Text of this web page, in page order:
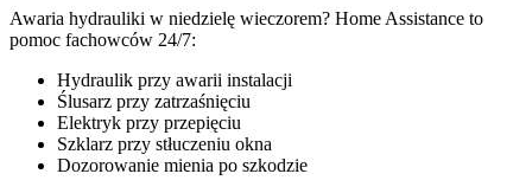
Awaria hydrauliki w niedzielę wieczorem? Home Assistance to
pomoc fachowców 24/7:
Hydraulik przy awarii instalacji
Ślusarz przy zatrzaśnięciu
Elektryk przy przepięciu
Szklarz przy stłuczeniu okna
Dozorowanie mienia po szkodzie